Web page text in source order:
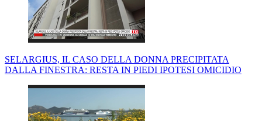
SELARGIUS, IL CASO DELLA DONNA PRECIPITATA
DALLA FINESTRA: RESTA IN PIEDI IPOTESI OMICIDIO